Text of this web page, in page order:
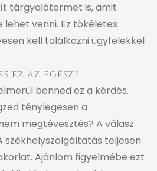
tárgyalótermet is, amit
venni. Ez tökéletes
kell találkozni ügyfelekkel
ez az egész?
benned ez a kérdés.
ténylegesen a
megtévesztés? A válasz
székhelyszolgáltatás teljesen
Ajánlom figyelmébe ezt